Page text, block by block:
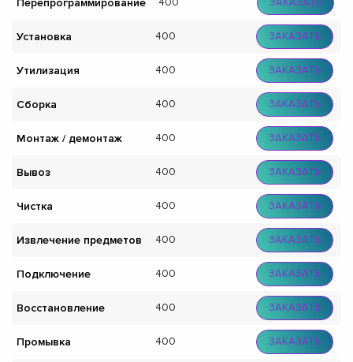
Установка 400 ЗАКАЗАТЬ
Утилизация 400 ЗАКАЗАТЬ
Сборка 400 ЗАКАЗАТЬ
Монтаж / демонтаж 400 ЗАКАЗАТЬ
Вывоз 400 ЗАКАЗАТЬ
Чистка 400 ЗАКАЗАТЬ
Извлечение предметов 400 ЗАКАЗАТЬ
Подключение 400 ЗАКАЗАТЬ
Восстановление 400 ЗАКАЗАТЬ
Промывка 400 ЗАКАЗАТЬ